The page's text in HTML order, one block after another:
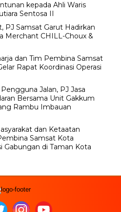
kepada Ahli Waris
Sentosa II
PJ Samsat Garut Hadirkan
Merchant CHILL-Choux &
dan Tim Pembina Samsat
Rapat Koordinasi Operasi
Jalan, PJ Jasa
Bersama Unit Gakkum
Rambu Imbauan
dan Ketaatan
Samsat Kota
Gabungan di Taman Kota